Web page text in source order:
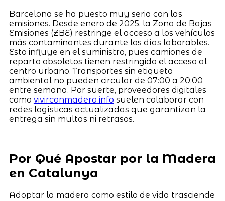
Barcelona se ha puesto muy seria con las
emisiones. Desde enero de 2025, la Zona de Bajas
Emisiones (ZBE) restringe el acceso a los vehículos
más contaminantes durante los días laborables.
Esto influye en el suministro, pues camiones de
reparto obsoletos tienen restringido el acceso al
centro urbano. Transportes sin etiqueta
ambiental no pueden circular de 07:00 a 20:00
entre semana. Por suerte, proveedores digitales
como vivirconmadera.info suelen colaborar con
redes logísticas actualizadas que garantizan la
entrega sin multas ni retrasos.
Por Qué Apostar por la Madera
en Catalunya
Adoptar la madera como estilo de vida trasciende